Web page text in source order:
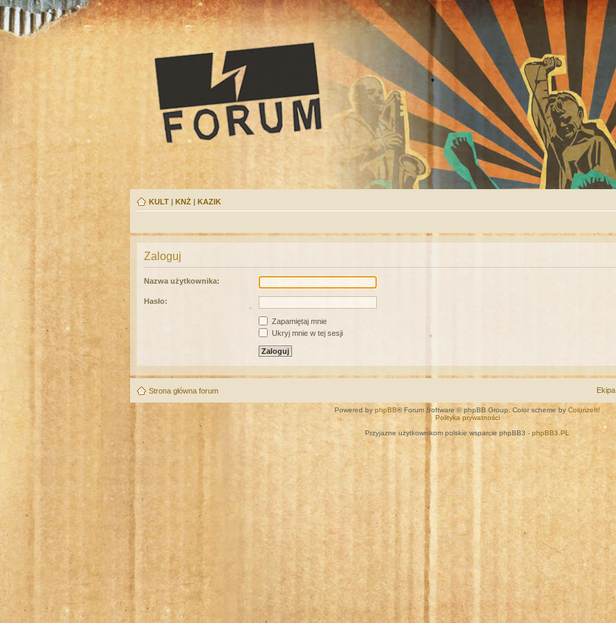
KULT | KNŻ | KAZIK
Zaloguj
Nazwa użytkownika:
Hasło:
Zapamiętaj mnie
Ukryj mnie w tej sesji
Strona główna forum Ekipa
Powered by phpBB® Forum Software © phpBB Group. Color scheme by ColorizeIt!
Polityka prywatności
Przyjazne użytkownikom polskie wsparcie phpBB3 - phpBB3.PL